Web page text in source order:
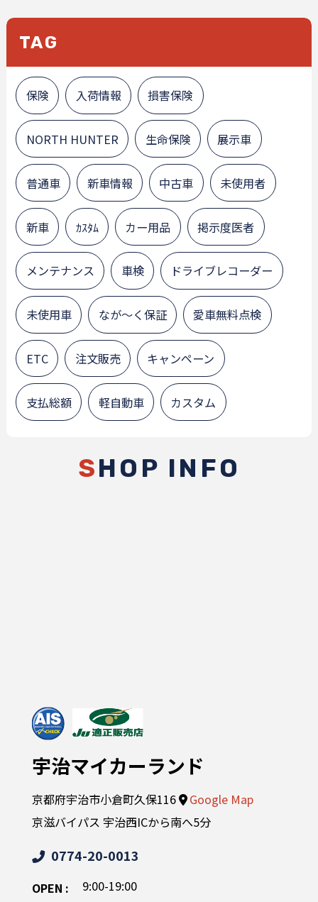
TAG
保険 入荷情報 損害保険
NORTH HUNTER 生命保険 展示車
普通車 新車情報 中古車 未使用者
新車 ｶｽﾀﾑ カー用品 掲示度医者
メンテナンス 車検 ドライブレコーダー
未使用車 なが～く保証 愛車無料点検
ETC 注文販売 キャンペーン
支払総額 軽自動車 カスタム
SHOP INFO
宇治マイカーランド
京都府宇治市小倉町久保116
Google Map
京滋バイパス 宇治西ICから南へ5分
0774-20-0013
OPEN :
9:00-19:00